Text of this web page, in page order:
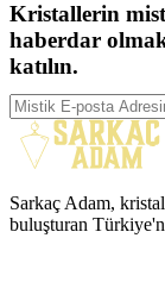
Kristallerin
haberdar
katılın.
Sarkaç Adam,
buluşturan